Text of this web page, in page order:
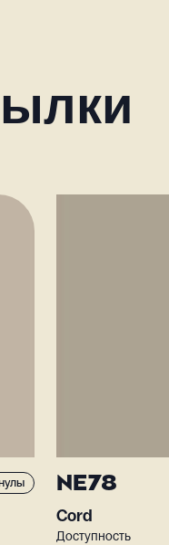
NE78
Cord
Доступность